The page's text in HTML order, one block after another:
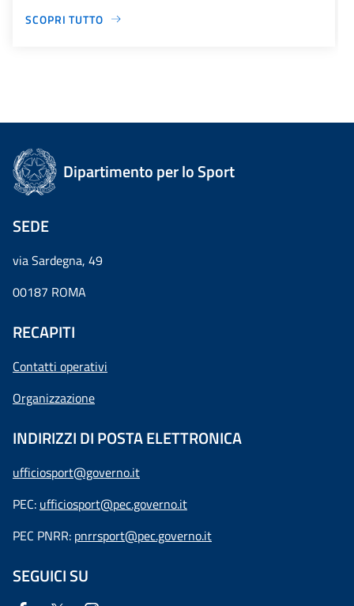
SCOPRI TUTTO
Dipartimento per lo Sport
SEDE
via Sardegna, 49
00187 ROMA
RECAPITI
Contatti operativi
Organizzazione
INDIRIZZI DI POSTA ELETTRONICA
ufficiosport@governo.it
PEC: ufficiosport@pec.governo.it
PEC PNRR: pnrrsport@pec.governo.it
SEGUICI SU